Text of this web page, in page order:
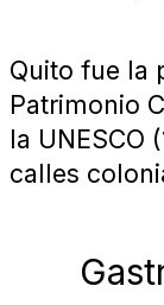
Quito fue la
Patrimonio
la UNESCO
calles